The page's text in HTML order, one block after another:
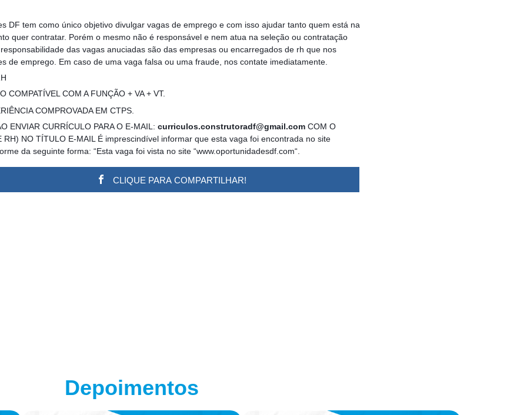
DF tem como único objetivo divulgar vagas de emprego e com isso ajudar tanto quem está na
quer contratar. Porém o mesmo não é responsável e nem atua na seleção ou contratação
das vagas anuciadas são das empresas ou encarregados de rh que nos
de emprego. Em caso de uma vaga falsa ou uma fraude, nos contate imediatamente.
COMPATÍVEL COM A FUNÇÃO + VA + VT.
COMPROVADA EM CTPS.
ENVIAR CURRÍCULO PARA O E-MAIL: curriculos.construtoradf@gmail.com COM O
RH) NO TÍTULO E-MAIL É imprescindível informar que esta vaga foi encontrada no site
da seguinte forma: “Esta vaga foi vista no site “www.oportunidadesdf.com“.
CLIQUE PARA COMPARTILHAR!
Depoimentos